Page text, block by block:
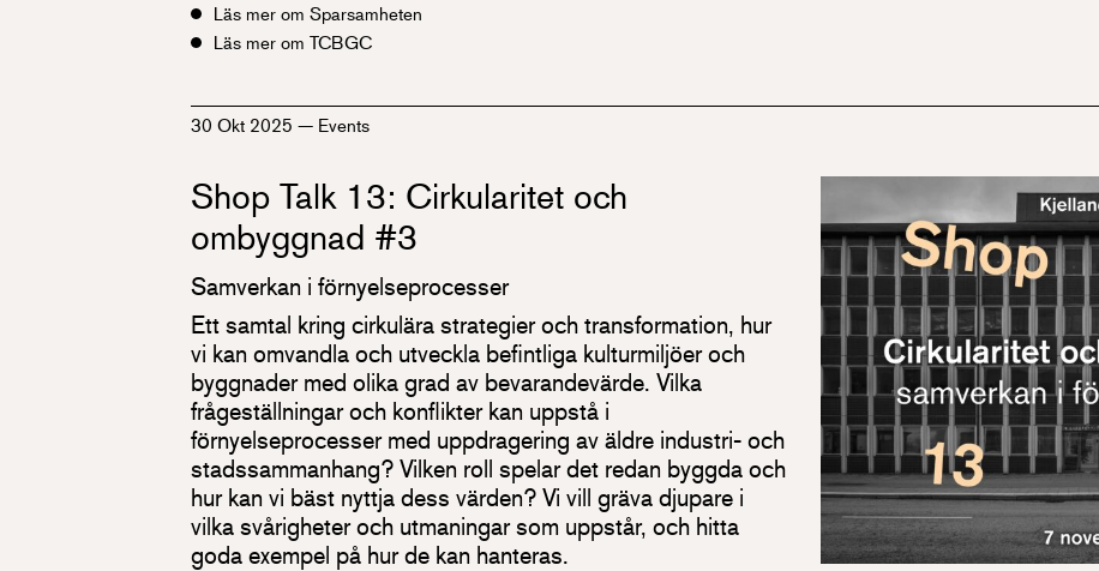
Läs mer om Sparsamheten
Läs mer om TCBGC
30 Okt 2025— Events
Shop Talk 13: Cirkularitet och
ombyggnad #3
Samverkan i förnyelseprocesser
Ett samtal kring cirkulära strategier och transformation, hur
vi kan omvandla och utveckla befintliga kulturmiljöer och
byggnader med olika grad av bevarandevärde. Vilka
frågeställningar och konflikter kan uppstå i
förnyelseprocesser med uppdragering av äldre industri- och
stadssammanhang? Vilken roll spelar det redan byggda och
hur kan vi bäst nyttja dess värden? Vi vill gräva djupare i
vilka svårigheter och utmaningar som uppstår, och hitta
goda exempel på hur de kan hanteras.